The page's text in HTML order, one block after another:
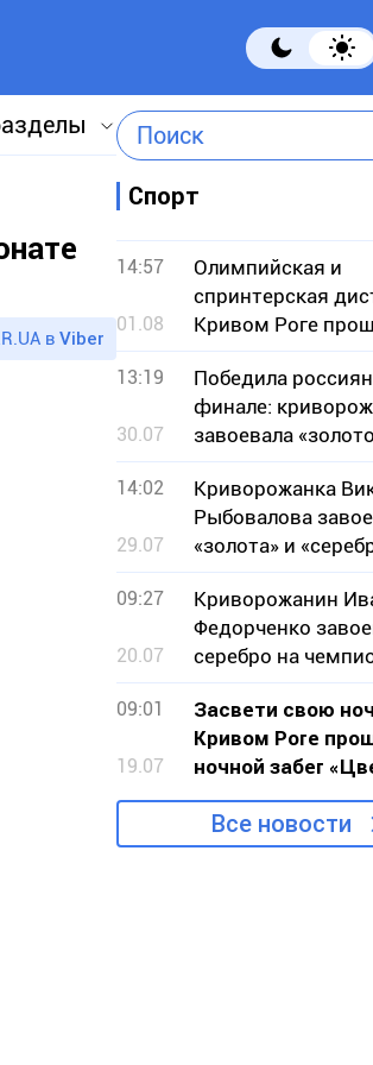
Поиск
в Viber
Спорт
14:57
01.08
Олимпийская и
спринтерская
Кривом Роге
чемпионат по
триатлону
13:19
30.07
Победила
финале:
завоевала
чемпионате
борьбе
14:02
29.07
Криворожанка
Рыбовалова
«золота» и
чемпионате мира
стрельбе
09:27
20.07
Криворожанин
Федорченко
серебро на
мира по
09:01
19.07
Засвети свою
Кривом Роге
ночной забег
часы»
Все новости